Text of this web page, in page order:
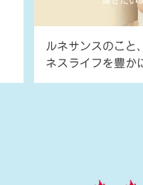
ルネサンスのこと
ネスライフを豊か